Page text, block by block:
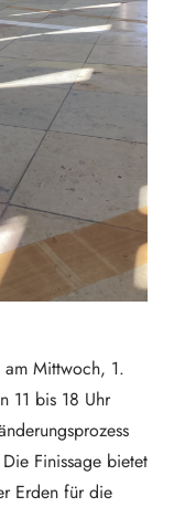
Mittwoch, 1.
11 bis 18 Uhr
Finissage bietet
Erden für die